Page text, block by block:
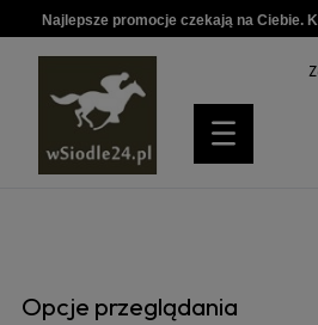
Najlepsze promocje czekają na Ciebie.
Opcje przeglądania